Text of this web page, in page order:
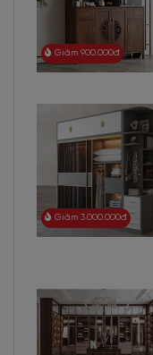
Giảm 900.000đ
Giảm 3.000.000đ